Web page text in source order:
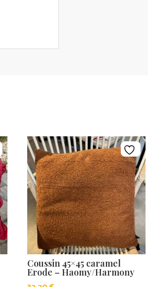
Coussin 45×45 caramel
Erode – Haomy/Harmony